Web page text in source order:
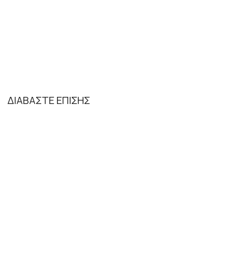
ΔΙΑΒΑΣΤΕ ΕΠΙΣΗΣ